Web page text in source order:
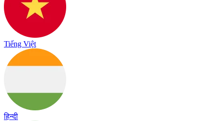
Tiếng Việt
हिन्दी